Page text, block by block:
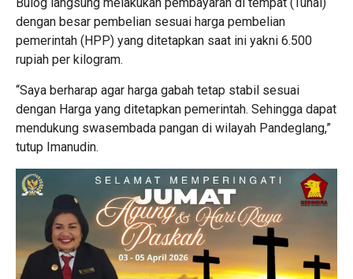
dengan besar pembelian sesuai harga pembelian
pemerintah (HPP) yang ditetapkan saat ini yakni 6.500
rupiah per kilogram.
“Saya berharap agar harga gabah tetap stabil sesuai
dengan Harga yang ditetapkan pemerintah. Sehingga dapat
mendukung swasembada pangan di wilayah Pandeglang,”
tutup Imanudin.